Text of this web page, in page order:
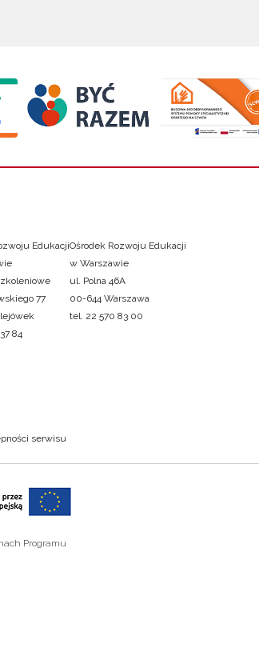
Edukacji
77
84
Ośrodek Rozwoju Edukacji
w Warszawie
ul. Polna 46A
00-644 Warszawa
tel. 22 570 83 00
serwisu
Programu